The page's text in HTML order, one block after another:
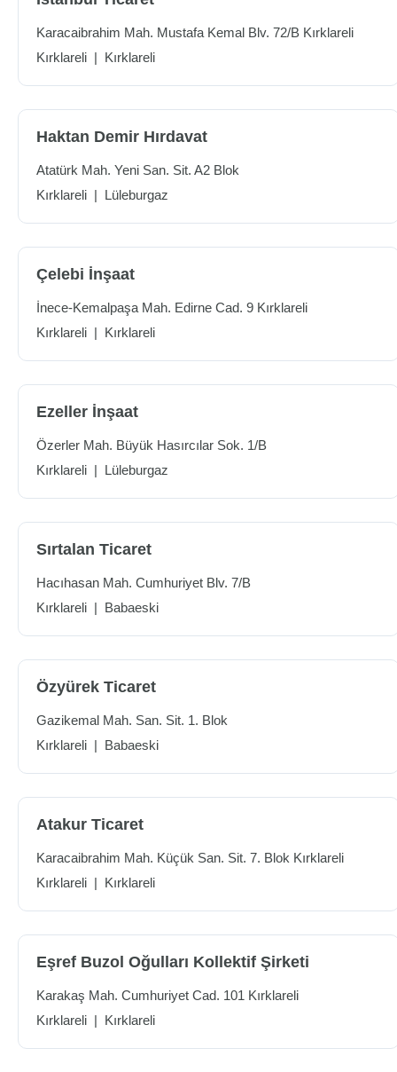
Karacaibrahim Mah. Mustafa Kemal Blv. 72/B Kırklareli
Kırklareli | Kırklareli
Haktan Demir Hırdavat
Atatürk Mah. Yeni San. Sit. A2 Blok
Kırklareli | Lüleburgaz
Çelebi İnşaat
İnece-Kemalpaşa Mah. Edirne Cad. 9 Kırklareli
Kırklareli | Kırklareli
Ezeller İnşaat
Özerler Mah. Büyük Hasırcılar Sok. 1/B
Kırklareli | Lüleburgaz
Sırtalan Ticaret
Hacıhasan Mah. Cumhuriyet Blv. 7/B
Kırklareli | Babaeski
Özyürek Ticaret
Gazikemal Mah. San. Sit. 1. Blok
Kırklareli | Babaeski
Atakur Ticaret
Karacaibrahim Mah. Küçük San. Sit. 7. Blok Kırklareli
Kırklareli | Kırklareli
Eşref Buzol Oğulları Kollektif Şirketi
Karakaş Mah. Cumhuriyet Cad. 101 Kırklareli
Kırklareli | Kırklareli